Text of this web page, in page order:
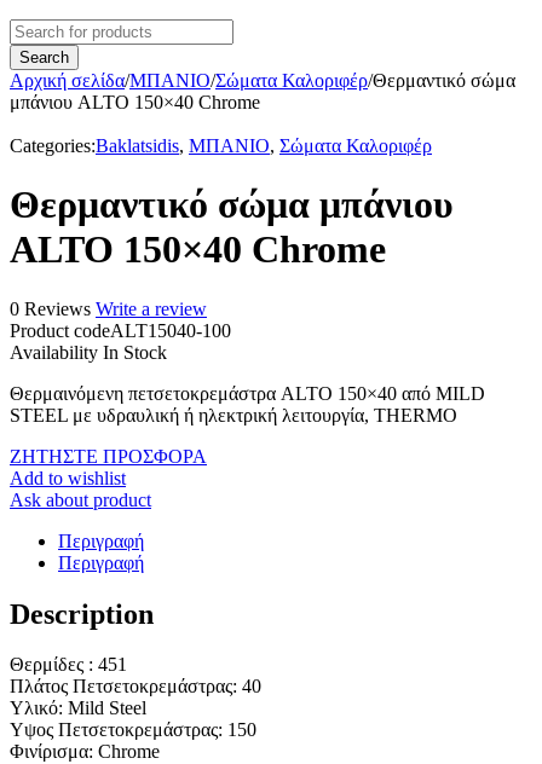
Αρχική σελίδα/ΜΠΑΝΙΟ/Σώματα Καλοριφέρ/Θερμαντικό σώμα
μπάνιου ALTO 150×40 Chrome
Categories:Baklatsidis, ΜΠΑΝΙΟ, Σώματα Καλοριφέρ
Θερμαντικό σώμα μπάνιου
ALTO 150×40 Chrome
0 Reviews Write a review
Product codeALT15040-100
Availability In Stock
Θερμαινόμενη πετσετοκρεμάστρα ALTO 150×40 από MILD
STEEL με υδραυλική ή ηλεκτρική λειτουργία, THERMO
ΖΗΤΗΣΤΕ ΠΡΟΣΦΟΡΑ
Add to wishlist
Ask about product
Περιγραφή
Περιγραφή
Description
Θερμίδες : 451
Πλάτος Πετσετοκρεμάστρας: 40
Υλικό: Mild Steel
Υψος Πετσετοκρεμάστρας: 150
Φινίρισμα: Chrome